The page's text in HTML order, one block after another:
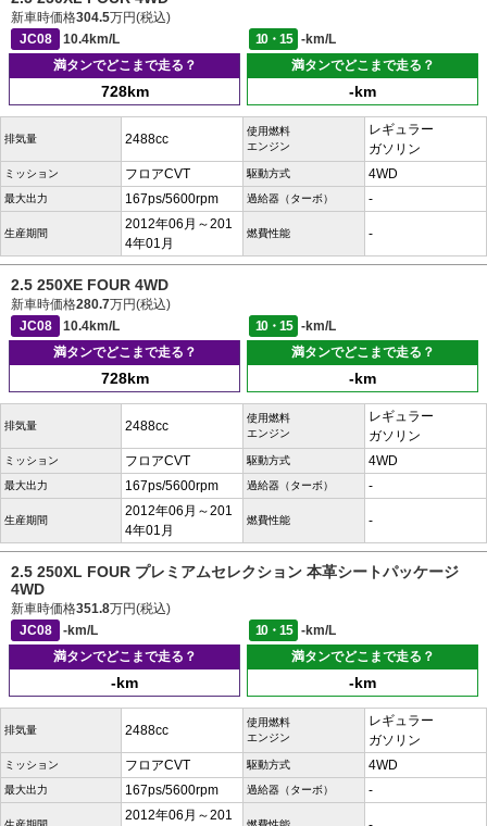
新車時価格304.5万円(税込)
JC08
10.4km/L 10・15
-km/L
満タンでどこまで走る？
728km
満タンでどこまで走る？
-km
排気量 2488cc
使用燃料
エンジン
レギュラー
ガソリン
ミッション フロアCVT 駆動方式 4WD
最大出力 167ps/5600rpm 過給器（ターボ） -
生産期間
2012年06月～201
4年01月
燃費性能 -
2.5 250XE FOUR 4WD
新車時価格280.7万円(税込)
JC08
10.4km/L 10・15
-km/L
満タンでどこまで走る？
728km
満タンでどこまで走る？
-km
排気量 2488cc
使用燃料
エンジン
レギュラー
ガソリン
ミッション フロアCVT 駆動方式 4WD
最大出力 167ps/5600rpm 過給器（ターボ） -
生産期間
2012年06月～201
4年01月
燃費性能 -
2.5 250XL FOUR プレミアムセレクション 本革シートパッケージ
4WD
新車時価格351.8万円(税込)
JC08
-km/L 10・15
-km/L
満タンでどこまで走る？
-km
満タンでどこまで走る？
-km
排気量 2488cc
使用燃料
エンジン
レギュラー
ガソリン
ミッション フロアCVT 駆動方式 4WD
最大出力 167ps/5600rpm 過給器（ターボ） -
2012年06月～201